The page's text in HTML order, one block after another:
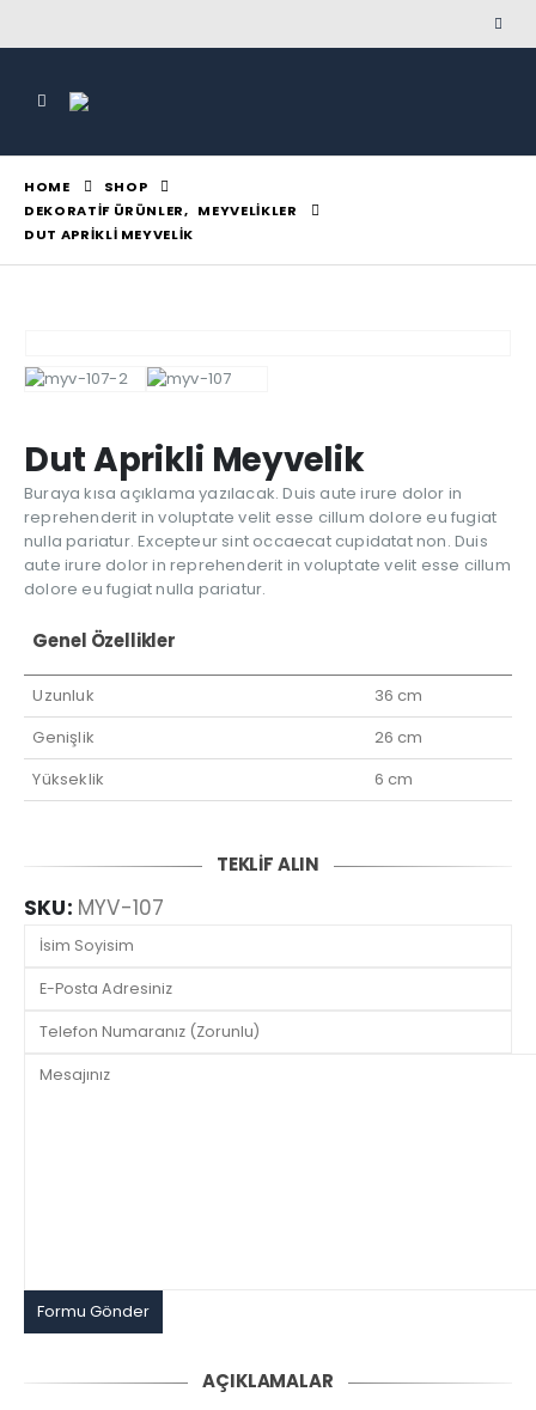
HOME
SHOP
DEKORATIF ÜRÜNLER, MEYVELIKLER
DUT APRIKLI MEYVELIK
Dut Aprikli Meyvelik
Buraya kısa açıklama yazılacak. Duis aute irure dolor in
reprehenderit in voluptate velit esse cillum dolore eu fugiat
nulla pariatur. Excepteur sint occaecat cupidatat non. Duis
aute irure dolor in reprehenderit in voluptate velit esse cillum
dolore eu fugiat nulla pariatur.
Genel Özellikler
Uzunluk
36 cm
Genişlik
26 cm
Yükseklik
6 cm
TEKLİF ALIN
SKU: MYV-107
AÇIKLAMALAR